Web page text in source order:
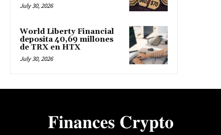
July 30, 2026
World Liberty Financial
deposita 40,69 millones
de TRX en HTX
July 30, 2026
𝐅𝐢𝐧𝐚𝐧𝐜𝐞𝐬 𝐂𝐫𝐲𝐩𝐭𝐨